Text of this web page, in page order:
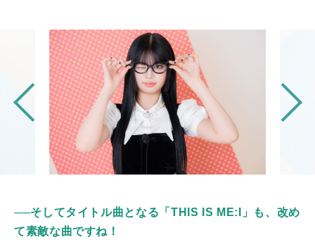
──そしてタイトル曲となる「THIS IS ME:I」も、改め
て素敵な曲ですね！